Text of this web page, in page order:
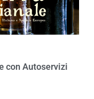
con Autoservizi